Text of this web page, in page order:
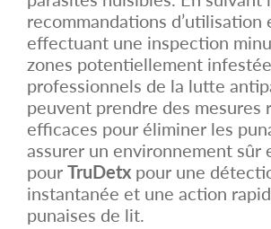
recommandations d’utilisation
effectuant une inspection
zones potentiellement
professionnels de la lutte
peuvent prendre des mesures
efficaces pour éliminer les
assurer un environnement sûr
pourTruDetx pour une
instantanée et une action
punaises de lit.